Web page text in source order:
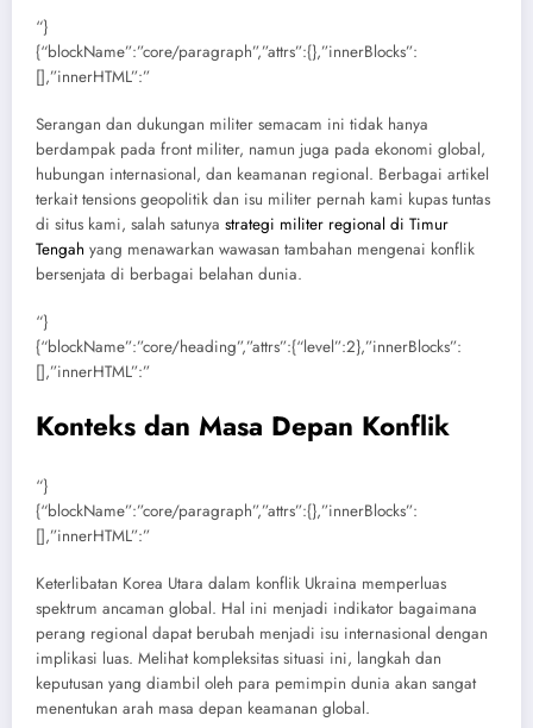
“}
{“blockName”:”core/paragraph”,”attrs”:{},”innerBlocks”:
[],”innerHTML”:”
Serangan dan dukungan militer semacam ini tidak hanya
berdampak pada front militer, namun juga pada ekonomi global,
hubungan internasional, dan keamanan regional. Berbagai artikel
terkait tensions geopolitik dan isu militer pernah kami kupas tuntas
di situs kami, salah satunya strategi militer regional di Timur
Tengah yang menawarkan wawasan tambahan mengenai konflik
bersenjata di berbagai belahan dunia.
“}
{“blockName”:”core/heading”,”attrs”:{“level”:2},”innerBlocks”:
[],”innerHTML”:”
Konteks dan Masa Depan Konflik
“}
{“blockName”:”core/paragraph”,”attrs”:{},”innerBlocks”:
[],”innerHTML”:”
Keterlibatan Korea Utara dalam konflik Ukraina memperluas
spektrum ancaman global. Hal ini menjadi indikator bagaimana
perang regional dapat berubah menjadi isu internasional dengan
implikasi luas. Melihat kompleksitas situasi ini, langkah dan
keputusan yang diambil oleh para pemimpin dunia akan sangat
menentukan arah masa depan keamanan global.